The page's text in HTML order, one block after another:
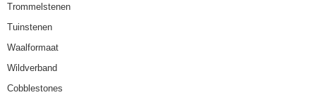
Trommelstenen
Tuinstenen
Waalformaat
Wildverband
Cobblestones